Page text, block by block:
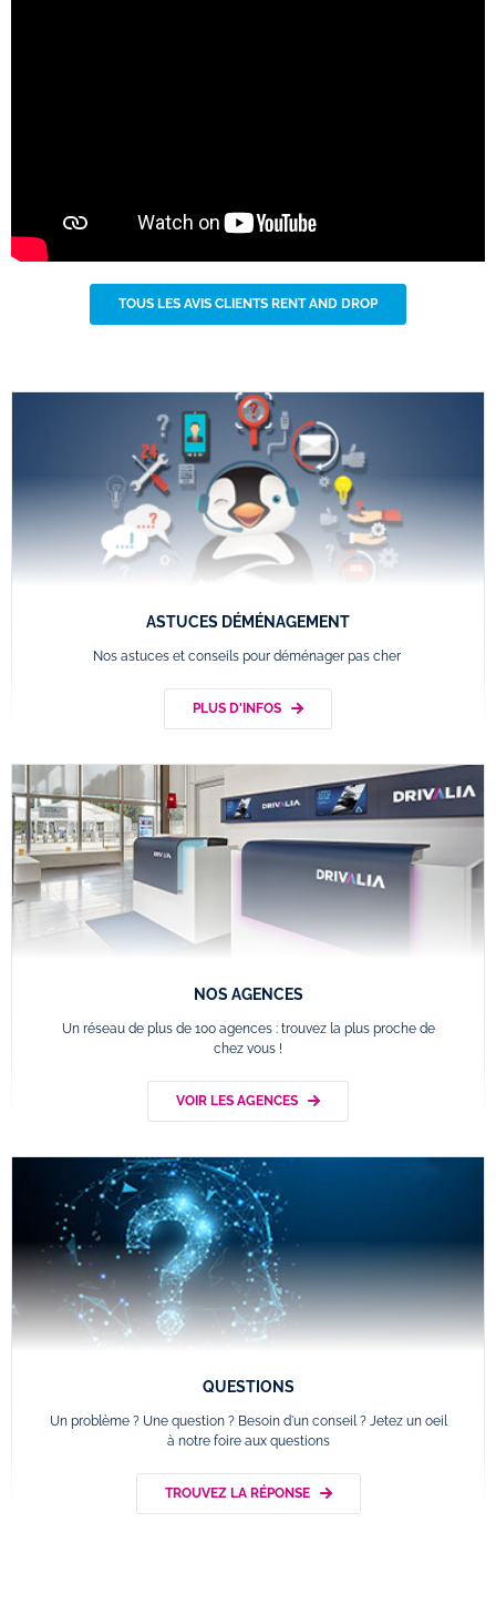
TOUS LES AVIS CLIENTS RENT AND DROP
ASTUCES DÉMÉNAGEMENT
Nos astuces et conseils pour déménager pas cher
PLUS D'INFOS
NOS AGENCES
Un réseau de plus de 100 agences : trouvez la plus proche de
chez vous !
VOIR LES AGENCES
QUESTIONS
Un problème ? Une question ? Besoin d'un conseil ? Jetez un oeil
à notre foire aux questions
TROUVEZ LA RÉPONSE